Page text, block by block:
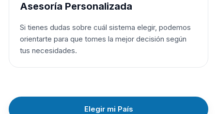
Asesoría Personalizada
Si tienes dudas sobre cuál sistema elegir, podemos
orientarte para que tomes la mejor decisión según
tus necesidades.
Elegir mi País